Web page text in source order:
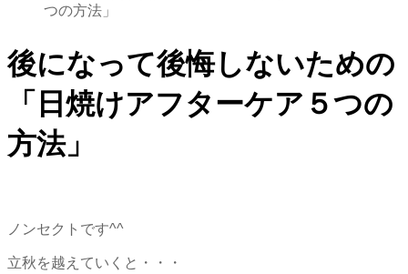
つの方法」
後になって後悔しないための
「日焼けアフターケア５つの
方法」
ノンセクトです^^
立秋を越えていくと・・・